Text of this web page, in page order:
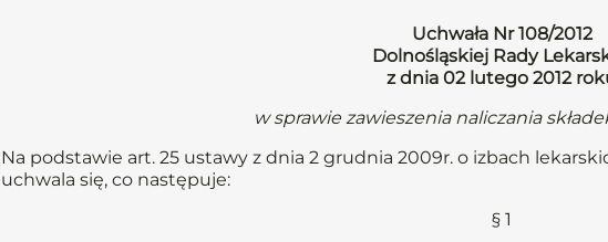
Uchwała Nr 108/2012
Dolnośląskiej Rady
z dnia 02 lutego 2012
w sprawie zawieszenia naliczania
Na podstawie art. 25 ustawy z dnia 2 grudnia 2009r. o izbach
uchwala się, co następuje:
§ 1